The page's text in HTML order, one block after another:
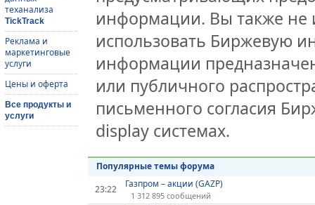
теханализа
TickTrack
Реклама и
маркетинговые
услуги
Цены и оферта
Все продукты и
услуги
информации. Вы также не
использовать Биржевую
информации
или публичного
письменного согласия
display системах.
Популярные темы форума
23:22
Газпром – акции (GAZP)
1 312 895 сообщений